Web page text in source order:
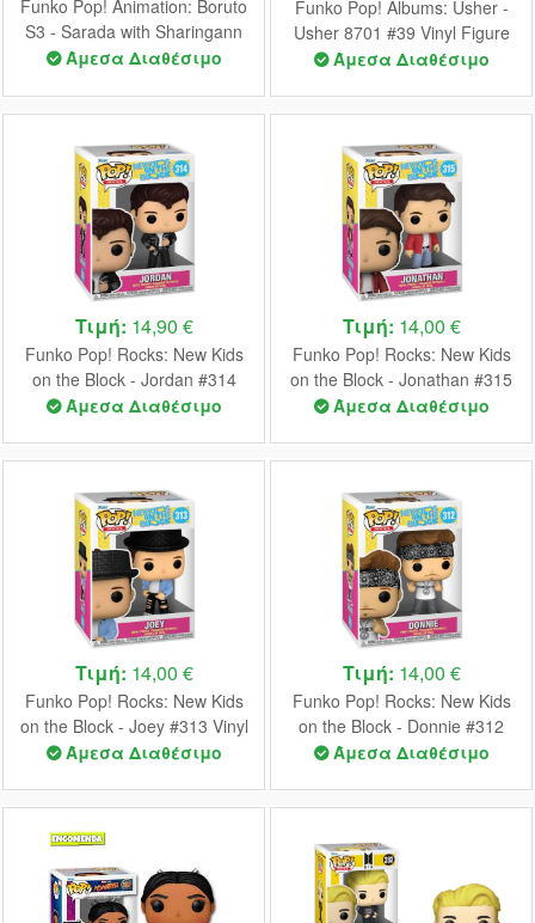
Funko Pop! Animation: Boruto
S3 - Sarada with Sharingann
#1358 Vinyl Figure
Άμεσα Διαθέσιμο
Funko Pop! Albums: Usher -
Usher 8701 #39 Vinyl Figure
Άμεσα Διαθέσιμο
Τιμή: 14,90 €
Funko Pop! Rocks: New Kids
on the Block - Jordan #314
Vinyl Figure
Άμεσα Διαθέσιμο
Τιμή: 14,00 €
Funko Pop! Rocks: New Kids
on the Block - Jonathan #315
Vinyl Figure
Άμεσα Διαθέσιμο
Τιμή: 14,00 €
Funko Pop! Rocks: New Kids
on the Block - Joey #313 Vinyl
Figure
Άμεσα Διαθέσιμο
Τιμή: 14,00 €
Funko Pop! Rocks: New Kids
on the Block - Donnie #312
Vinyl Figure
Άμεσα Διαθέσιμο